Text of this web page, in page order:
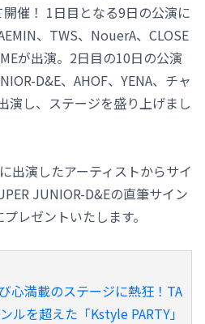
開催！ 1日目となる9日の公演に
、TWS、NouerA、CLOSE
が出演。2日目の10日の公演
D&E、AHOF、YENA、チャ
演し、ステージを盛り上げまし
出演したアーティストからサイ
JUNIOR-D&Eの直筆サイン
レゼントいたします。
心満載のステージに熱狂！TA
ルを超えた「Kstyle PARTY」